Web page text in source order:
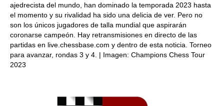
ajedrecista del mundo, han dominado la temporada 2023 hasta
el momento y su rivalidad ha sido una delicia de ver. Pero no
son los únicos jugadores de talla mundial que aspirarán
coronarse campeón. Hay retransmisiones en directo de las
partidas en live.chessbase.com y dentro de esta noticia. Torneo
para avanzar, rondas 3 y 4. | Imagen: Champions Chess Tour
2023